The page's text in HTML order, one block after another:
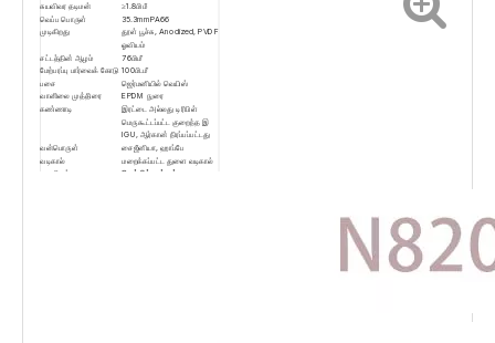
சுயவிவர தடிமன் ≥1.8மிமீ
வெப்ப பொருள் 35.3mmPA66
முடிகிறது தூள் பூச்சு, Anodized, PVDF
ஓவியம்
சட்டத்தின் ஆழம்
76மிமீ
மேற்பரப்பு பார்வைக் கோடு 100மி.மீ
பசை ஜெர்மனியில் வெயிஸ்
வானிலை முத்திரை EPDM நுரை
கண்ணாடி
இரட்டை அல்லது டிரிபிள்
மெருகூட்டப்பட்ட குறைந்த இ
IGU, ஆர்கான் நிரப்பப்பட்டது
வன்பொருள் சைஜீனியா, ஹாப்பே
வடிகால் மறைக்கப்பட்ட துளை வடிகால்
பாணிகள்
வெய்யில் ஜன்னல், உறை